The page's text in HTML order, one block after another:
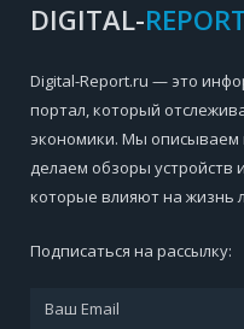
DIGITAL-
Digital-Report.ru — это
портал, который
экономики. Мы описываем
делаем обзоры устройств
которые влияют на жизнь
Подписаться на рассылку: